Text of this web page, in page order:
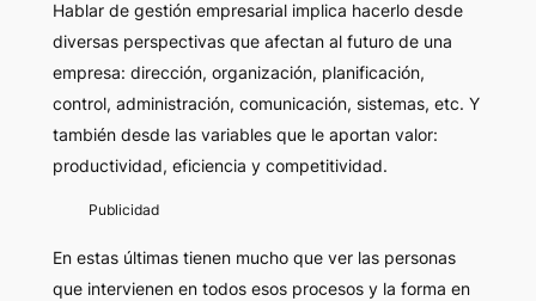
Hablar de gestión empresarial implica hacerlo desde
diversas perspectivas que afectan al futuro de una
empresa: dirección, organización, planificación,
control, administración, comunicación, sistemas, etc. Y
también desde las variables que le aportan valor:
productividad, eficiencia y competitividad.
En estas últimas tienen mucho que ver las personas
que intervienen en todos esos procesos y la forma en